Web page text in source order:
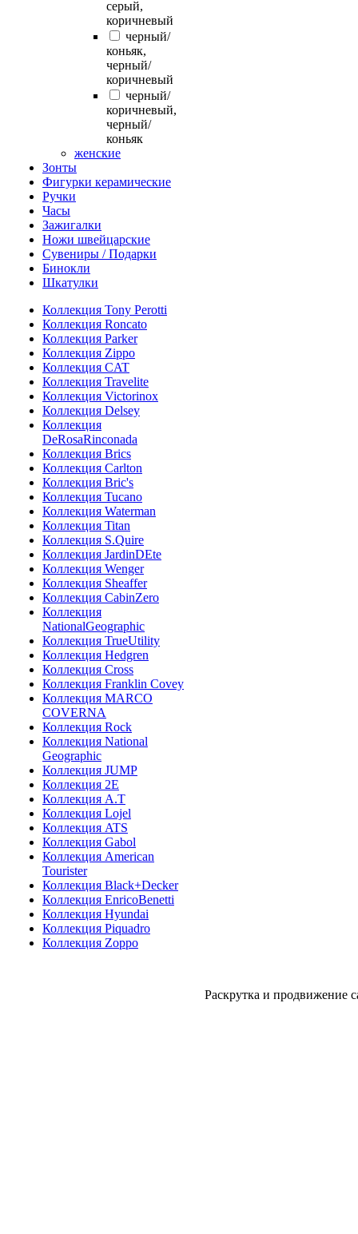
серый,
коричневый
черный/
коньяк,
черный/
коричневый
черный/
коричневый,
черный/
коньяк
женские
Зонты
Фигурки керамические
Ручки
Часы
Зажигалки
Ножи швейцарские
Сувениры / Подарки
Бинокли
Шкатулки
Коллекция Tony Perotti
Коллекция Roncato
Коллекция Parker
Коллекция Zippo
Коллекция CAT
Коллекция Travelite
Коллекция Victorinox
Коллекция Delsey
Коллекция
DeRosaRinconada
Коллекция Brics
Коллекция Carlton
Коллекция Bric's
Коллекция Tucano
Коллекция Waterman
Коллекция Titan
Коллекция S.Quire
Коллекция JardinDEte
Коллекция Wenger
Коллекция Sheaffer
Коллекция CabinZero
Коллекция
NationalGeographic
Коллекция TrueUtility
Коллекция Hedgren
Коллекция Cross
Коллекция Franklin Covey
Коллекция MARCO
COVERNA
Коллекция Rock
Коллекция National
Geographic
Коллекция JUMP
Коллекция 2E
Коллекция A.T
Коллекция Lojel
Коллекция ATS
Коллекция Gabol
Коллекция American
Tourister
Коллекция Black+Decker
Коллекция EnricoBenetti
Коллекция Hyundai
Коллекция Piquadro
Коллекция Zoppo
Раскрутка и продвижение